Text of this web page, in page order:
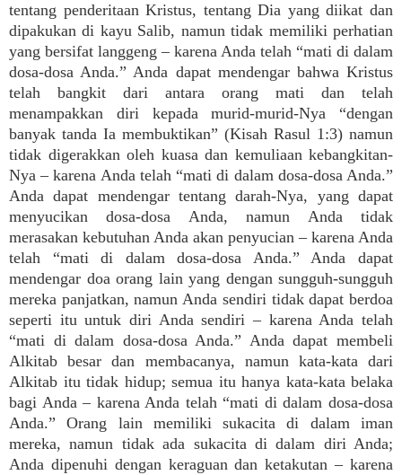
tentang penderitaan Kristus, tentang Dia yang diikat dan
dipakukan di kayu Salib, namun tidak memiliki perhatian
yang bersifat langgeng – karena Anda telah “mati di dalam
dosa-dosa Anda.” Anda dapat mendengar bahwa Kristus
telah bangkit dari antara orang mati dan telah
menampakkan diri kepada murid-murid-Nya “dengan
banyak tanda Ia membuktikan” (Kisah Rasul 1:3) namun
tidak digerakkan oleh kuasa dan kemuliaan kebangkitan-
Nya – karena Anda telah “mati di dalam dosa-dosa Anda.”
Anda dapat mendengar tentang darah-Nya, yang dapat
menyucikan dosa-dosa Anda, namun Anda tidak
merasakan kebutuhan Anda akan penyucian – karena Anda
telah “mati di dalam dosa-dosa Anda.” Anda dapat
mendengar doa orang lain yang dengan sungguh-sungguh
mereka panjatkan, namun Anda sendiri tidak dapat berdoa
seperti itu untuk diri Anda sendiri – karena Anda telah
“mati di dalam dosa-dosa Anda.” Anda dapat membeli
Alkitab besar dan membacanya, namun kata-kata dari
Alkitab itu tidak hidup; semua itu hanya kata-kata belaka
bagi Anda – karena Anda telah “mati di dalam dosa-dosa
Anda.” Orang lain memiliki sukacita di dalam iman
mereka, namun tidak ada sukacita di dalam diri Anda;
Anda dipenuhi dengan keraguan dan ketakutan – karena